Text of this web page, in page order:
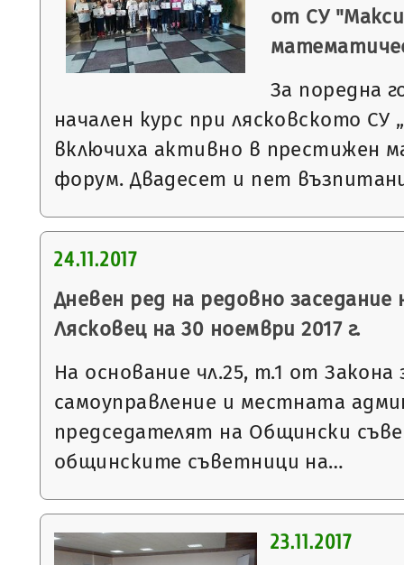
от СУ
За поредна
начален курс при лясковското СУ
включиха активно в престижен
форум. Двадесет и пет
24.11.2017
Дневен ред на редовно
Лясковец на 30 ноември 2017 г.
На основание чл.25, т.1 от
самоуправление и местната
председателят на Общински
общинските съветници на…
23.11.2017